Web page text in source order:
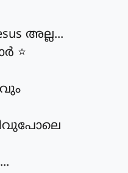
അല്ല...
⭐